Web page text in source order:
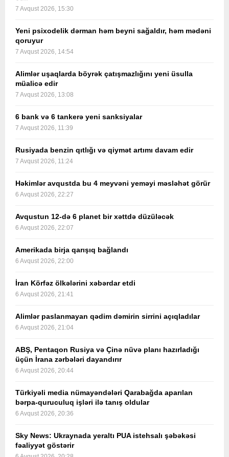
7 Avqust 2026, 15:30
Yeni psixodelik dərman həm beyni sağaldır, həm mədəni
qoruyur
7 Avqust 2026, 14:54
Alimlər uşaqlarda böyrək çatışmazlığını yeni üsulla
müalicə edir
7 Avqust 2026, 13:08
6 bank və 6 tankerə yeni sanksiyalar
7 Avqust 2026, 11:39
Rusiyada benzin qıtlığı və qiymət artımı davam edir
7 Avqust 2026, 11:24
Həkimlər avqustda bu 4 meyvəni yeməyi məsləhət görür
6 Avqust 2026, 22:27
Avqustun 12-də 6 planet bir xəttdə düzüləcək
6 Avqust 2026, 22:07
Amerikada birja qarışıq bağlandı
6 Avqust 2026, 22:00
İran Körfəz ölkələrini xəbərdar etdi
6 Avqust 2026, 21:41
Alimlər paslanmayan qədim dəmirin sirrini açıqladılar
6 Avqust 2026, 21:04
ABŞ, Pentaqon Rusiya və Çinə nüvə planı hazırladığı
üçün İrana zərbələri dayandırır
6 Avqust 2026, 20:44
Türkiyəli media nümayəndələri Qarabağda aparılan
bərpa-quruculuq işləri ilə tanış oldular
6 Avqust 2026, 20:36
Sky News: Ukraynada yeraltı PUA istehsalı şəbəkəsi
fəaliyyət göstərir